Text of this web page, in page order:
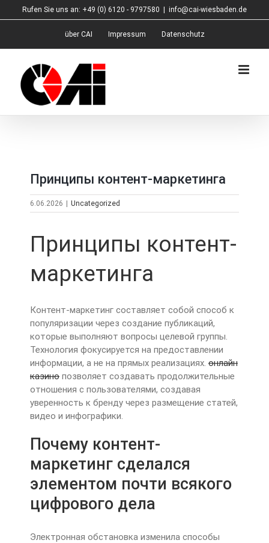
Inhalt
Rufen Sie uns an: +49 (0) 6120 - 9797580 info@cai-wiesbaden.de
über CAI Impressum Datenschutz
Принципы контент-маркетинга
6.06.2026 Uncategorized
Принципы контент-
маркетинга
Контент-маркетинг составляет собой способ к
популяризации через создание публикаций,
которые выполняют вопросы целевой группы.
Технология фокусируется на предоставлении
информации, а не на прямых реализациях. онлайн
казино позволяет создавать продолжительные
отношения с пользователями, создавая
уверенность к бренду через размещение статей,
видео и инфографики.
Почему контент-
маркетинг сделался
элементом почти всякого
цифрового дела
Электронная обстановка изменила способы